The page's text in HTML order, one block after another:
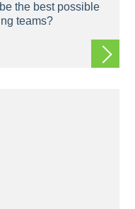
the best possible
teams?
続きを